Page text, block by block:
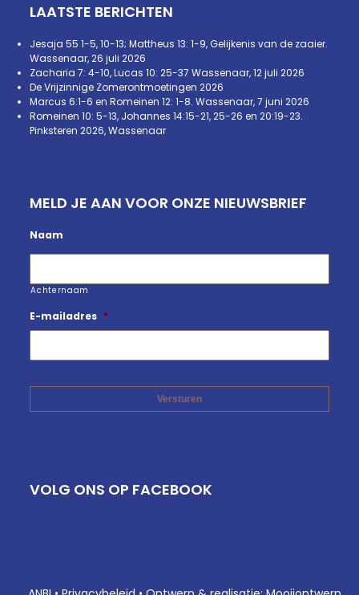
LAATSTE BERICHTEN
Jesaja 55 1-5, 10-13; Mattheus 13: 1-9, Gelijkenis van de zaaier.
Wassenaar, 26 juli 2026
Zacharia 7: 4-10, Lucas 10: 25-37 Wassenaar, 12 juli 2026
De Vrijzinnige Zomerontmoetingen 2026
Marcus 6:1-6 en Romeinen 12: 1-8. Wassenaar, 7 juni 2026
Romeinen 10: 5-13, Johannes 14:15-21, 25-26 en 20:19-23.
Pinksteren 2026, Wassenaar
MELD JE AAN VOOR ONZE NIEUWSBRIEF
Naam
Achternaam
E-mailadres *
VOLG ONS OP FACEBOOK